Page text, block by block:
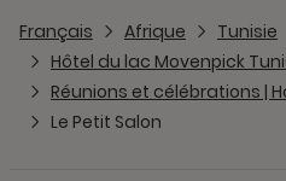
Français Afrique Tunisie
Hôtel du lac Movenpick
Réunions et célébrations |
Le Petit Salon